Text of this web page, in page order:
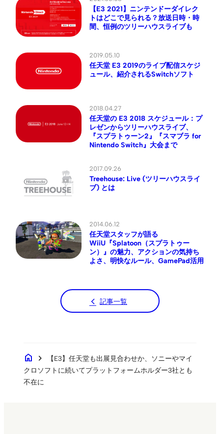
【E3 2021】ニンテンドーダイレク
トはどこで見られる？放送日時・時
間、恒例のツリーハウスライブも
2019.05.10
任天堂 E3 2019のライブ配信スケジ
ュール、紹介されるSwitchソフト
2018.04.27
任天堂の E3 2018 スケジュール：プ
レゼンからツリーハウスライブ、
『スプラトゥーン2』『スマブラ for
Nintendo Switch』大会まで
2017.09.26
Treehouse: Live (ツリーハウスライ
ブ) とは
2014.06.12
任天堂スタッフが語る
WiiU『Splatoon（スプラトゥー
ン）』の魅力、アクションの気持ち
よさ、明快なルール、GamePad活用
記事一覧
home chevron_right
【E3】任天堂も出展見合わせか、ソニーやマイ
クロソフトに続いてプラットフォームホルダー3社とも
不在に